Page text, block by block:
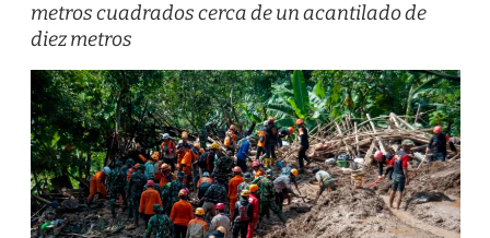
metros cuadrados cerca de un acantilado de
diez metros